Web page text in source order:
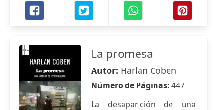
La promesa
Autor: Harlan Coben
Número de Páginas: 447
La desaparición de una